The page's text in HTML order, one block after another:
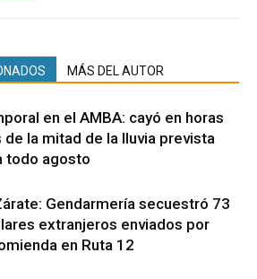
MÁS DEL AUTOR
en el AMBA: cayó en horas
de la mitad de la lluvia prevista
todo agosto
Gendarmería secuestró 73
extranjeros enviados por
en Ruta 12